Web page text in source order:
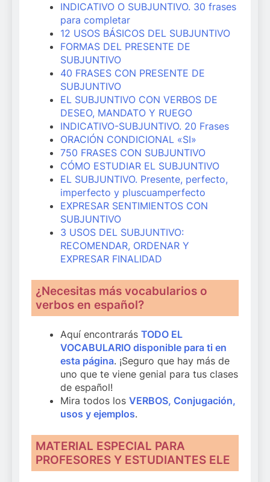
INDICATIVO O SUBJUNTIVO. 30 frases
para completar
12 USOS BÁSICOS DEL SUBJUNTIVO
FORMAS DEL PRESENTE DE
SUBJUNTIVO
40 FRASES CON PRESENTE DE
SUBJUNTIVO
EL SUBJUNTIVO CON VERBOS DE
DESEO, MANDATO Y RUEGO
INDICATIVO-SUBJUNTIVO. 20 Frases
ORACIÓN CONDICIONAL «SI»
750 FRASES CON SUBJUNTIVO
CÓMO ESTUDIAR EL SUBJUNTIVO
EL SUBJUNTIVO. Presente, perfecto,
imperfecto y pluscuamperfecto
EXPRESAR SENTIMIENTOS CON
SUBJUNTIVO
3 USOS DEL SUBJUNTIVO:
RECOMENDAR, ORDENAR Y
EXPRESAR FINALIDAD
¿Necesitas más vocabularios o
verbos en español?
Aquí encontrarás TODO EL
VOCABULARIO disponible para ti en
esta página. ¡Seguro que hay más de
uno que te viene genial para tus clases
de español!
Mira todos los VERBOS, Conjugación,
usos y ejemplos.
MATERIAL ESPECIAL PARA
PROFESORES Y ESTUDIANTES ELE